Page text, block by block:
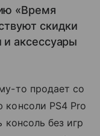
«Время
скидки
и аксессуары
то продает со
PS4 Pro
без игр